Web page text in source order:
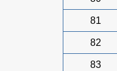
81
82
83